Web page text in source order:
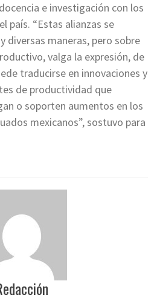
e investigación con los
país. “Estas alianzas se
diversas maneras, pero sobre
valga la expresión, de
traducirse en innovaciones y
de productividad que
o soporten aumentos en los
mexicanos”, sostuvo para